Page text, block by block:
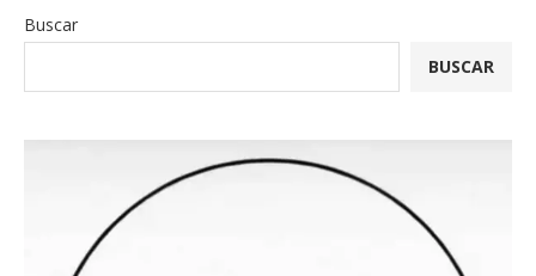
Buscar
BUSCAR